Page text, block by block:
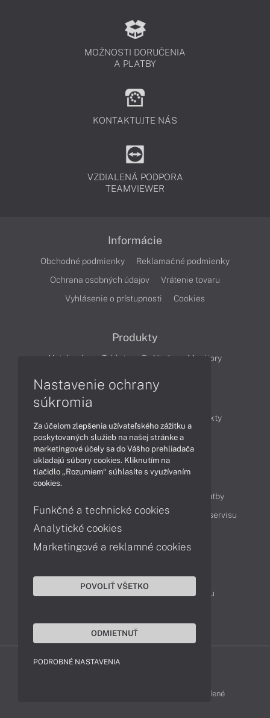
MOŽNOSTI DORUČENIA
A PLATBY
KONTAKTUJTE NÁS
VZDIALENÁ PODPORA
TEAMVIEWER
Informácie
Obchodné podmienky
Reklamačné podmienky
Ochrana osobných údajov
Vrátenie tovaru
Vyhlásenie o prístupnosti
Cookies
Produkty
Notebooky Tablety Počítače Monitory
Produkty
Technológie
Videá
Obsah
Možnosti doručenia a platby
Podpora a servis
Servisné služby Cenník servisu
Kontakty
043 4224 771
Obchodné oddelenie
Reklamácia tovaru
ACER-SHOP © 2011 - 2026 Všetky práva vyhradené
Nastavenie ochrany
súkromia
Za účelom zlepšenia užívateľského zážitku a
poskytovaných služieb na našej stránke a
marketingové účely sa do Vášho prehliadača
ukladajú súbory cookies. Kliknutím na
tlačidlo „Rozumiem“ súhlasíte s využívaním
cookies.
Funkčné a technické cookies
Analytické cookies
Marketingové a reklamné cookies
POVOLIŤ VŠETKO
ODMIETNUŤ
PODROBNÉ NASTAVENIA